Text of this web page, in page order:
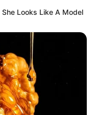
Looks Like A Model